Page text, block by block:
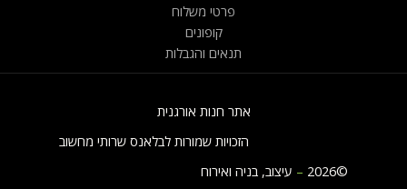
פרטי משלוח
קופונים
תנאים והגבלות
אתר חנות אורגנית
הזכויות שמורות לבלאנס שרותי מחשוב
©2026
– עיצוב, בניה ואירוח